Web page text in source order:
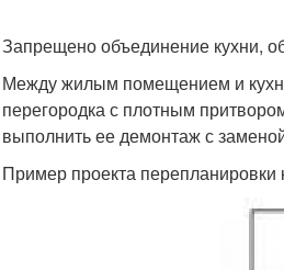
Запрещено объединение кухни,
Между жилым помещением и
перегородка с плотным
выполнить ее демонтаж с
Пример проекта перепланировки